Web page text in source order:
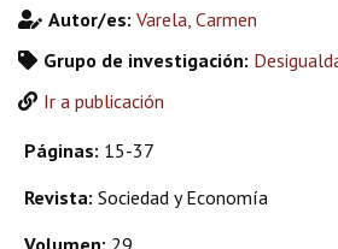
Autor/es: Varela, Carmen
Grupo de investigación:
Ir a publicación
Páginas: 15-37
Revista: Sociedad y Economía
Volumen: 29